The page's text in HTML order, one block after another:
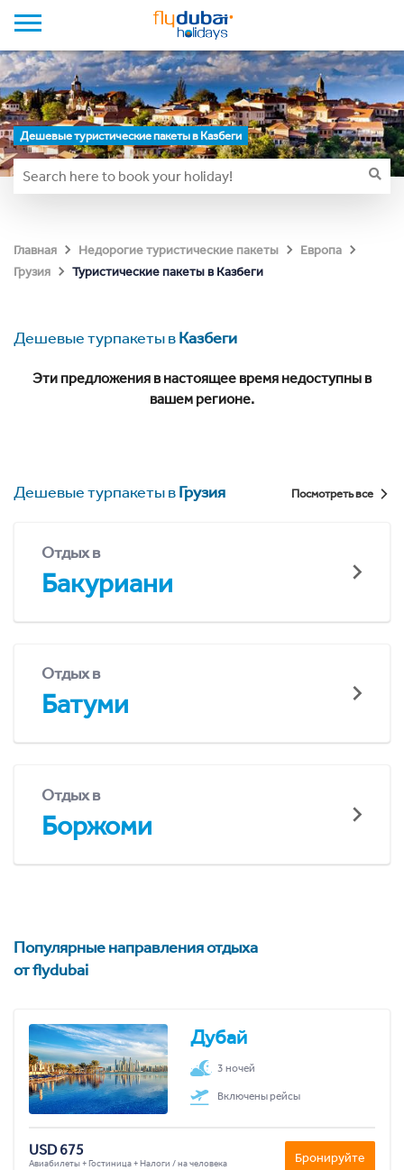
Дешевые туристические пакеты в Казбеги
Главная Недорогие туристические пакеты
Европа
Грузия
Туристические пакеты в Казбеги
Дешевые турпакеты вКазбеги
Эти предложения в настоящее время недоступны в
вашем регионе.
Дешевые турпакеты вГрузия Посмотреть все
Отдых в
Бакуриани
Отдых в
Батуми
Отдых в
Боржоми
Популярные направления отдыха
от flydubai
Дубай
3 ночей
Включены рейсы
USD 675
Авиабилеты + Гостиница + Налоги / на человека Бронируйте